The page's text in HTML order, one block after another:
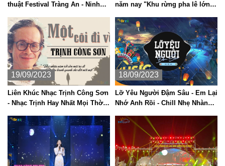
thuật Festival Tràng An - Ninh
năm nay "Khu rừng pha lê lớn
19/09/2023
Liên Khúc Nhạc Trịnh Công Sơn
- Nhạc Trịnh Hay Nhất Mọi Thời
18/09/2023
Lỡ Yêu Người Đậm Sâu - Em Lại
Nhớ Anh Rồi - Chill Nhẹ Nhàng